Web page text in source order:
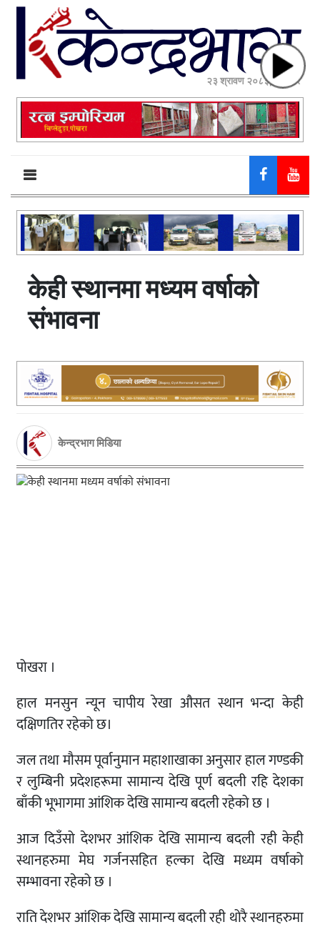
२३ श्रावण २०८३, शनिबार
केही स्थानमा मध्यम वर्षाको
संभावना
केन्द्रभाग मिडिया
पोखरा ।
हाल मनसुन न्यून चापीय रेखा औसत स्थान भन्दा केही
दक्षिणतिर रहेको छ।
जल तथा मौसम पूर्वानुमान महाशाखाका अनुसार हाल गण्डकी
र लुम्बिनी प्रदेशहरूमा सामान्य देखि पूर्ण बदली रहि देशका
बाँकी भूभागमा आंशिक देखि सामान्य बदली रहेको छ ।
आज दिउँसो देशभर आंशिक देखि सामान्य बदली रही केही
स्थानहरुमा मेघ गर्जनसहित हल्का देखि मध्यम वर्षाको
सम्भावना रहेको छ ।
राति देशभर आंशिक देखि सामान्य बदली रही थोरै स्थानहरुमा